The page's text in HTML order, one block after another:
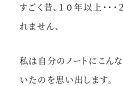
すごく昔、１０年以上・・
れません、
私は自分のノートにこん
いたのを思い出します。